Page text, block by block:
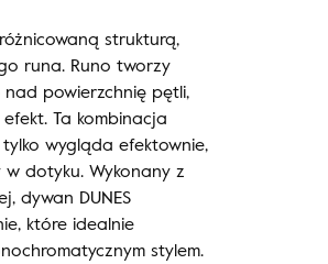
strukturą,
runa. Runo tworzy
powierzchnię pętli,
Ta kombinacja
wygląda efektownie,
dotyku. Wykonany z
dywan DUNES
które idealnie
stylem.